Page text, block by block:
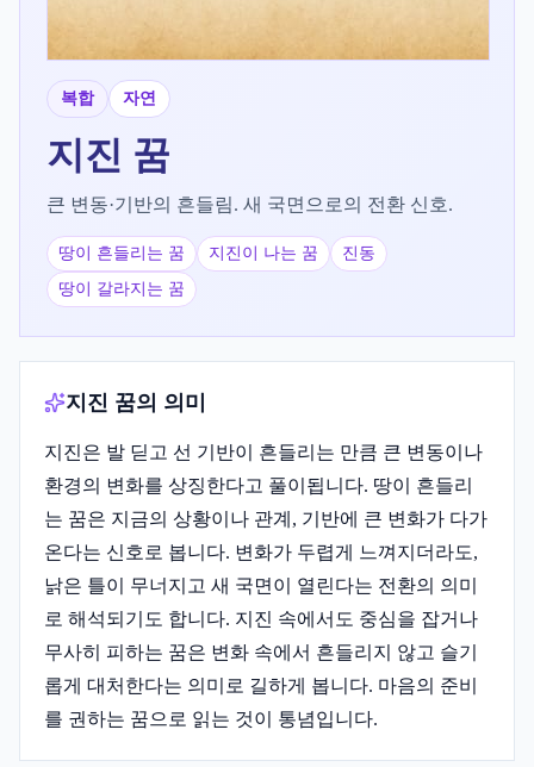
복합 자연
지진 꿈
큰 변동·기반의 흔들림. 새 국면으로의 전환 신호.
땅이 흔들리는 꿈 지진이 나는 꿈
진동
땅이 갈라지는 꿈
지진 꿈의 의미
지진은 발 딛고 선 기반이 흔들리는 만큼 큰 변동이나
환경의 변화를 상징한다고 풀이됩니다. 땅이 흔들리
는 꿈은 지금의 상황이나 관계, 기반에 큰 변화가 다가
온다는 신호로 봅니다. 변화가 두렵게 느껴지더라도,
낡은 틀이 무너지고 새 국면이 열린다는 전환의 의미
로 해석되기도 합니다. 지진 속에서도 중심을 잡거나
무사히 피하는 꿈은 변화 속에서 흔들리지 않고 슬기
롭게 대처한다는 의미로 길하게 봅니다. 마음의 준비
를 권하는 꿈으로 읽는 것이 통념입니다.